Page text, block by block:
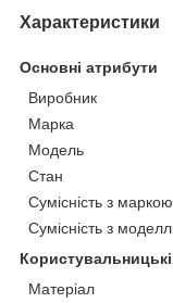
Характеристики
Основні атрибути
Виробник
Марка
Модель
Стан
Сумісність з маркою
Сумісність з
Матеріал